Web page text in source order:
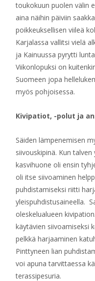
toukokuun puolen välin
aina näihin päiviin
poikkeuksellisen viileä
Karjalassa vallitsi vielä
ja Kainuussa pyrytti
Viikonlopuksi on
Suomeen jopa
myös pohjoisessa.
Kivipatiot, -polut ja
Säiden lämpenemisen
siivouskipinä. Kun
kasvihuone oli ensin
oli itse siivoaminen
puhdistamiseksi riitti
yleispuhdistusaineella.
oleskelualueen
käytävien siivoamiseksi
pelkkä harjaaminen
Pinttyneen lian
voi apuna tarvittaessa
terassipesuria.